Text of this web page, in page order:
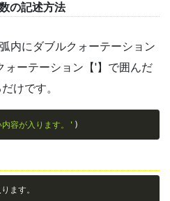
の記述方法
内にダブルクォーテーション
ォーテーション【'】で囲んだ
けです。
容が入ります。' )
ます。